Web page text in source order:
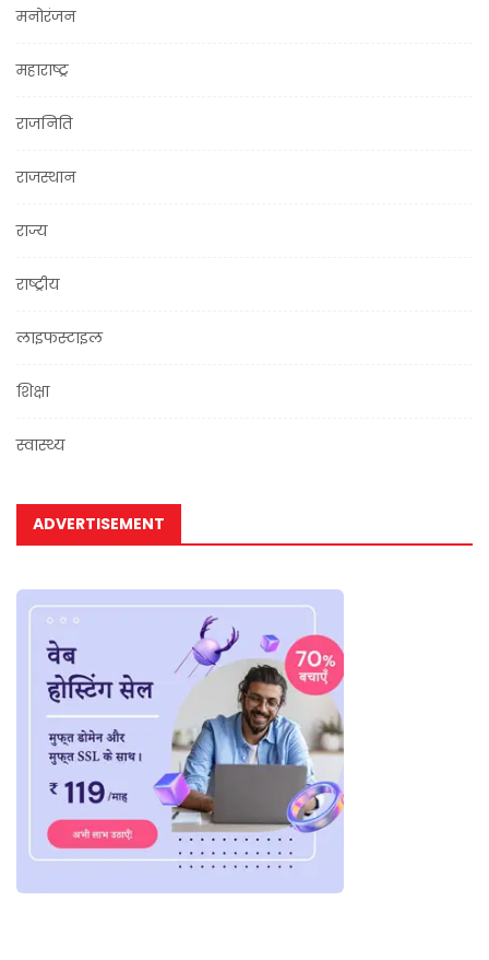
मनोरंजन
महाराष्ट्र
राजनिति
राजस्थान
राज्य
राष्ट्रीय
लाइफस्टाइल
शिक्षा
स्वास्थ्य
ADVERTISEMENT